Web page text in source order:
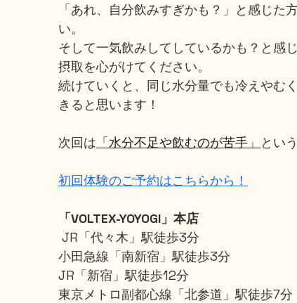
「あれ、自分飲みすぎかも？」と感じた
い。
そして一気飲みしてしているかも？と感
摂取を心がけてください。
続けていくと、同じ水分量でも冷えやむ
きると思います！
次回は 「水分不足や飲むのが苦手」 とい
初回体験のご予約はこちらから！
「VOLTEX-YOYOGI」本店
JR「代々木」駅徒歩3分
小田急線「南新宿」駅徒歩3分
JR「新宿」駅徒歩12分
東京メトロ副都心線「北参道」駅徒歩7分